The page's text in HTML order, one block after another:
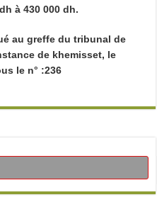
à 430 000 dh.
au greffe du tribunal de
de khemisset, le
le n° :236